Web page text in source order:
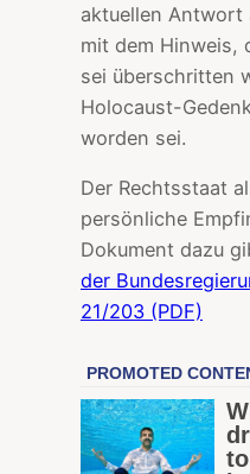
aktuellen Antwort
mit dem Hinweis,
sei überschritten
Holocaust-
worden sei.
Der Rechtsstaat
persönliche
Dokument dazu
der
21/203 (PDF)